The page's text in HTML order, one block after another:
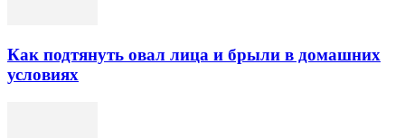
Как подтянуть овал лица и брыли в домашних
условиях